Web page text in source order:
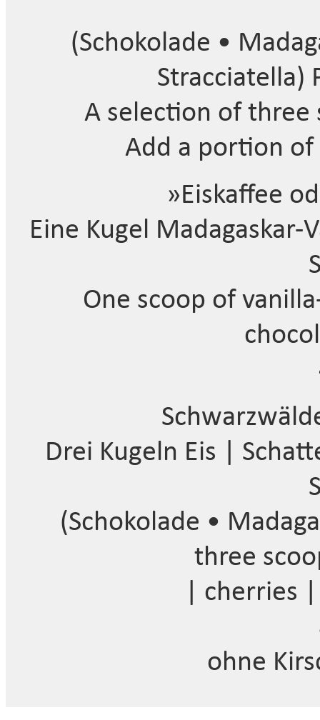
(Schokolade •
Stracciatella)
A selection of three
Add a portion
»Eiskaffee
Eine Kugel
One scoop of
Drei Kugeln Eis |
(Schokolade •
three
| cherries
ohne